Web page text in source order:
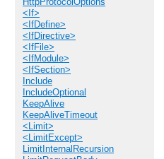
<If>
<IfDefine>
<IfDirective>
<IfFile>
<IfModule>
<IfSection>
Include
IncludeOptional
KeepAlive
KeepAliveTimeout
<Limit>
<LimitExcept>
LimitInternalRecursion